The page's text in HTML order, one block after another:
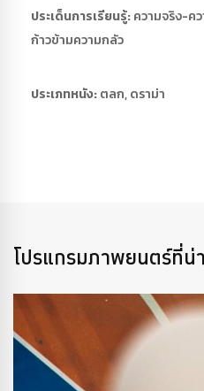
ประเด็นการเรียนรู้:ความจริง-ค
ก้าวข้ามความกลัว
ประเภทหนัง:ตลก, ดราม่า
โปรแกรมภาพยนตร์ที่น่